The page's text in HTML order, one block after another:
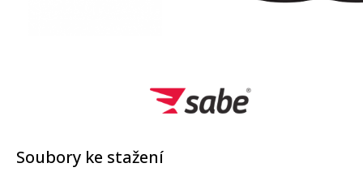
Soubory ke stažení